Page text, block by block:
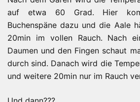
auf etwa 60 Grad. Hier
Buchenspäne dazu und die Aale
20min im vollen Rauch. Nach
Daumen und den Fingen schaut
durch sind. Danach wird die
und weitere 20min nur im Rauch